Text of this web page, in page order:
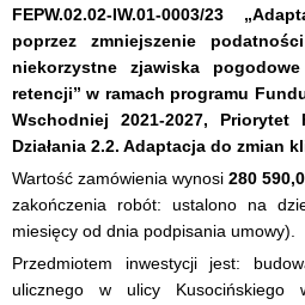
FEPW.02.02-IW.01-0003/23
poprzez zmniejszenie
niekorzystne zjawiska
retencji” w ramach programu
Wschodniej 2021-2027, Priorytet
Działania 2.2. Adaptacja do zmian
Wartość zamówienia wynosi 280
zakończenia robót: ustalono na
miesięcy od dnia podpisania umowy).
Przedmiotem inwestycji jest:
ulicznego w ulicy Kusocińskiego